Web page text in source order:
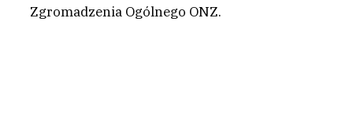
Zgromadzenia Ogólnego ONZ.